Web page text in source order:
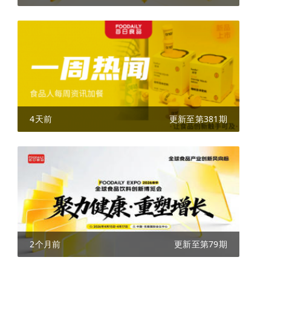
4天前 更新至第381期
2个月前 更新至第79期